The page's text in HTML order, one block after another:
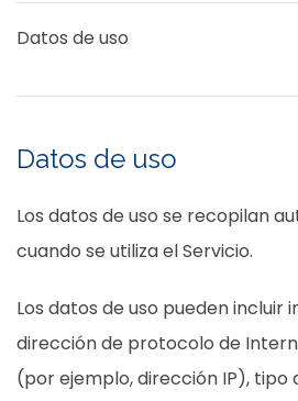
Datos de uso
Datos de uso
Los datos de uso se recopilan
cuando se utiliza el Servicio.
Los datos de uso pueden
dirección de protocolo de
(por ejemplo, dirección IP), tipo